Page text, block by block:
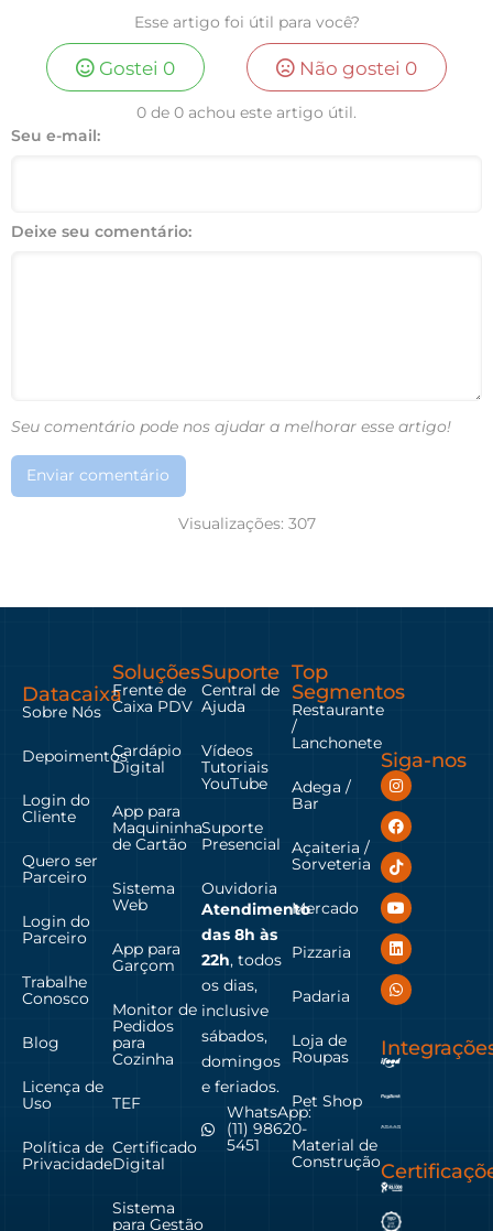
Esse artigo foi útil para você?
Gostei 0 Não gostei 0
0 de 0 achou este artigo útil.
Seu e-mail:
Deixe seu comentário:
Seu comentário pode nos ajudar a melhorar esse artigo!
Enviar comentário
Visualizações: 307
Datacaixa
Sobre Nós
Depoimentos
Login do
Cliente
Quero ser
Parceiro
Login do
Parceiro
Trabalhe
Conosco
Blog
Licença de
Uso
Política de
Privacidade
Soluções
Frente de
Caixa PDV
Cardápio
Digital
App para
Maquininha
de Cartão
Sistema
Web
App para
Garçom
Monitor de
Pedidos
para
Cozinha
TEF
Certificado
Digital
Sistema
para Gestão
Suporte
Central de
Ajuda
Vídeos
Tutoriais
YouTube
Suporte
Presencial
Ouvidoria
Atendimento
das 8h às
22h, todos
os dias,
inclusive
sábados,
domingos
e feriados.
WhatsApp:
(11) 98620-
5451
Top
Segmentos
Restaurante
/
Lanchonete
Adega /
Bar
Açaiteria /
Sorveteria
Mercado
Pizzaria
Padaria
Loja de
Roupas
Pet Shop
Material de
Construção
Siga-nos